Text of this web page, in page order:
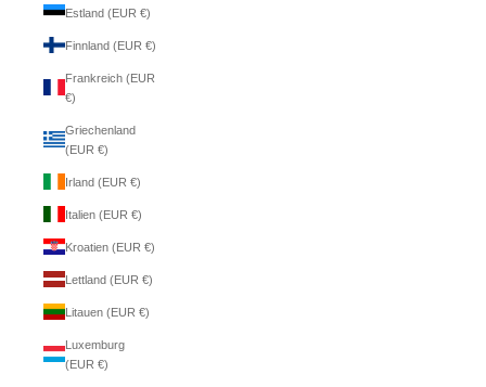
Estland (EUR €)
Finnland (EUR €)
Frankreich (EUR
€)
Griechenland
(EUR €)
Irland (EUR €)
Italien (EUR €)
Kroatien (EUR €)
Lettland (EUR €)
Litauen (EUR €)
Luxemburg
(EUR €)